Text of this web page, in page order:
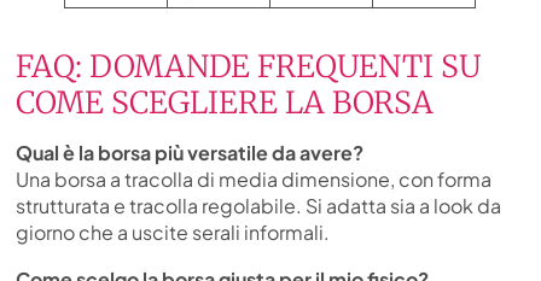
FAQ: DOMANDE FREQUENTI SU
COME SCEGLIERE LA BORSA
Qual è la borsa più versatile da avere?
Una borsa a tracolla di media dimensione, con forma
strutturata e tracolla regolabile. Si adatta sia a look da
giorno che a uscite serali informali.